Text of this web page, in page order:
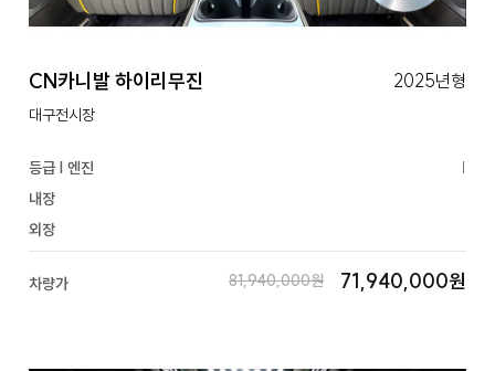
CN카니발 하이리무진 2025년형
대구전시장
등급 | 엔진
|
내장
외장
차량가 81,940,000원 71,940,000원